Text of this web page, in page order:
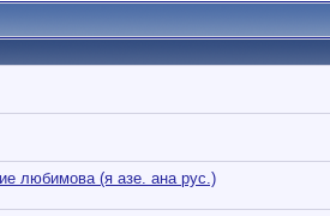
любимова (я азе. ана рус.)